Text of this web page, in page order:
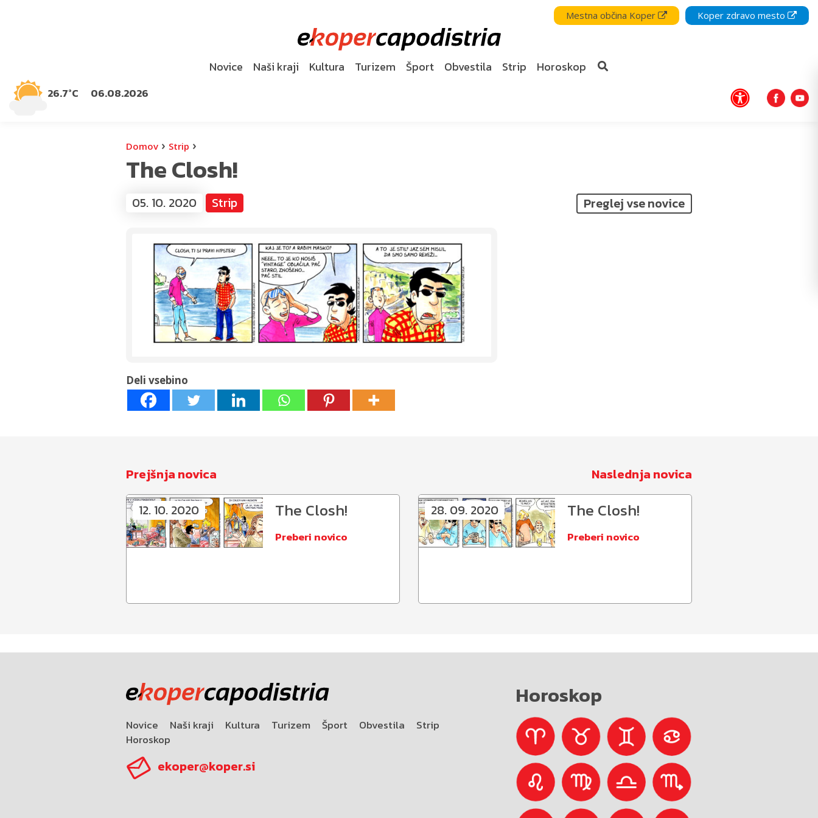
Mestna občina Koper Koper zdravo mesto
26.7°C 06.08.2026
Novice Naši kraji Kultura Turizem Šport Obvestila Strip Horoskop
Domov › Strip ›
The Closh!
05. 10. 2020 Strip Preglej vse novice
Deli vsebino
Prejšnja novica
Naslednja novica
12. 10. 2020
The Closh!
Preberi novico
28. 09. 2020 The Closh!
Preberi novico
Novice Naši kraji Kultura Turizem Šport Obvestila
Strip
Horoskop
ekoper@koper.si
Horoskop